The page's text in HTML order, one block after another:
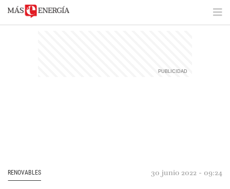
RENOVABLES 30 junio 2022 - 09:24